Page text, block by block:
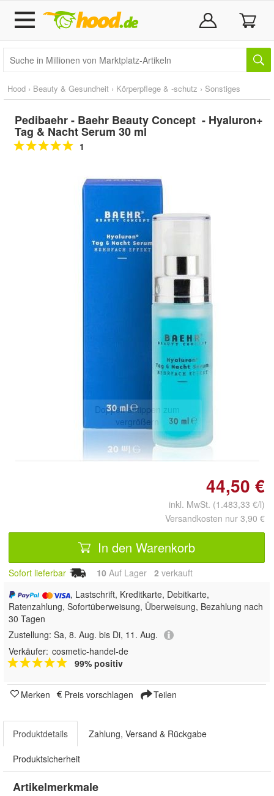
Hood › Beauty & Gesundheit › Körperpflege & -schutz › Sonstiges
Pedibaehr - Baehr Beauty Concept - Hyaluron+
Tag & Nacht Serum 30 ml
1
Doppelt antippen zum
vergrößern
44,50 €
inkl. MwSt. (1.483,33 €/l)
Versandkosten nur 3,90 €
In den Warenkorb
Sofort lieferbar 10 Auf Lager 2 verkauft
, Lastschrift, Kreditkarte, Debitkarte,
Ratenzahlung, Sofortüberweisung, Überweisung, Bezahlung nach
30 Tagen
Zustellung: Sa, 8. Aug. bis Di, 11. Aug.
Verkäufer: cosmetic-handel-de
99% positiv
Merken Preis vorschlagen Teilen
Produktdetails Zahlung, Versand & Rückgabe
Produktsicherheit
Artikelmerkmale